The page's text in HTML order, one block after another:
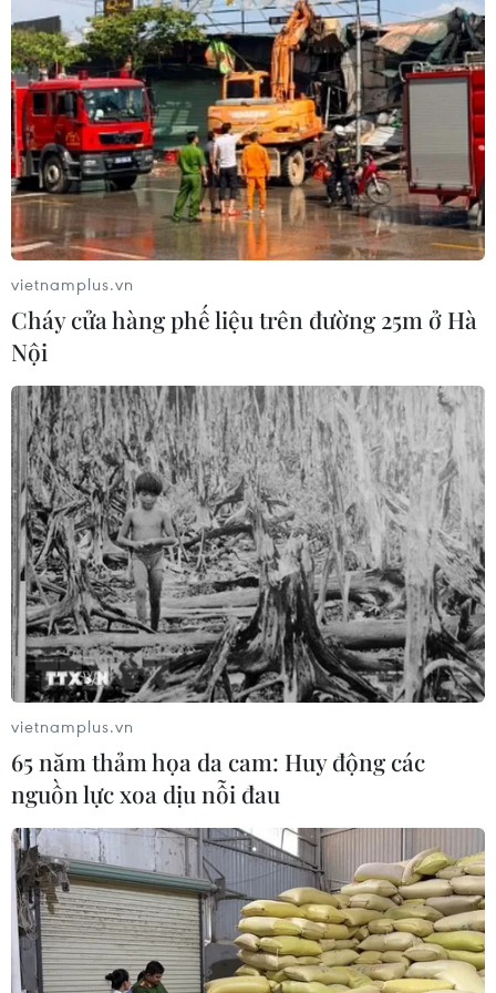
Xây dựng hành lang pháp lý để tháo
gỡ điểm nghẽn, đưa công nghiệp văn
hóa phát triển
09/08/2026 05:26
Chuyển Bộ Công an thông tin 7 cá
nhân bán vàng không rõ nguồn gốc
08/08/2026 14:37
Cựu Trưởng ban quản lý chung cư
lừa bán căn hộ tái định cư, chiếm
đoạt hơn 2 tỷ đồng
08/08/2026 13:41
Khởi tố 19 đối tượng cướp
giật tài sản tại Công ty Tân Huê Viên
08/08/2026 08:52
Tây Ninh ngăn chặn, xử lý nghiêm
các vụ việc xâm phạm quyền sở hữu
trí tuệ
08/08/2026 04:29
định, bị phạt đến 2 triệu đồng?
08/08/2026 04:16
CHUYỆN TUẦN QUA: Cảnh
vietnamplus.vn
Cháy cửa hàng phế liệu trên đường 25m ở Hà
Nội
vietnamplus.vn
65 năm thảm họa da cam: Huy động các
nguồn lực xoa dịu nỗi đau